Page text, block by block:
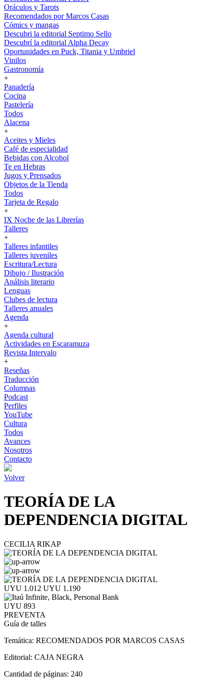
Oráculos y Tarots
Recomendados por Marcos Casas
Cómics y mangas
Descubri la editorial Septimo Sello
Descubrí la editorial Alpha Decay
Oportunidades en Puck, Titania y Umbriel
Vinilos
Gastronomía
+
Panadería
Cocina
Pastelería
Todos
Alacena
+
Aceites y Mieles
Café de especialidad
Bebidas con Alcohol
Te en Hebras
Jugos y Prensados
Objetos de la Tienda
Todos
Tarjeta de Regalo
+
IX Noche de las Librerías
Talleres
+
Talleres infantiles
Talleres juveniles
Escritura/Lectura
Dibujo / Ilustración
Análisis literario
Lenguas
Clubes de lectura
Talleres anuales
Agenda
+
Agenda cultural
Actividades en Escaramuza
Revista Intervalo
+
Reseñas
Traducción
Columnas
Podcast
Perfiles
YouTube
Cultura
Todos
Avances
Nosotros
Contacto
Volver
TEORÍA DE LA
DEPENDENCIA DIGITAL
CECILIA RIKAP
UYU 1.012 UYU 1.190
UYU 893
PREVENTA
Guía de talles
Temática: RECOMENDADOS POR MARCOS CASAS
Editorial: CAJA NEGRA
Cantidad de páginas: 240